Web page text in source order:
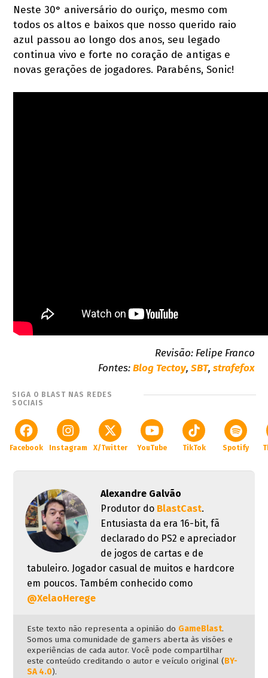
Neste 30° aniversário do ouriço, mesmo com
todos os altos e baixos que nosso querido raio
azul passou ao longo dos anos, seu legado
continua vivo e forte no coração de antigas e
novas gerações de jogadores. Parabéns, Sonic!
Revisão: Felipe Franco
Fontes:Blog Tectoy, SBT, strafefox
SIGA O BLAST NAS REDES
SOCIAIS
Facebook Instagram X/Twitter YouTube TikTok Spotify
Alexandre Galvão
Produtor do BlastCast.
Entusiasta da era 16-bit, fã
declarado do PS2 e apreciador
de jogos de cartas e de
tabuleiro. Jogador casual de muitos e hardcore
em poucos. Também conhecido como
@XelaoHerege
Este texto não representa a opinião do GameBlast.
Somos uma comunidade de gamers aberta às visões e
experiências de cada autor. Você pode compartilhar
este conteúdo creditando o autor e veículo original (BY-
SA 4.0).